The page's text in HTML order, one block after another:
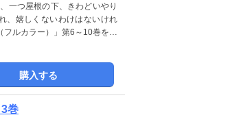
一つ屋根の下、きわどいやり
、嬉しくないわけはないけれ
ルカラー）」第6～10巻を収
購入する
巻